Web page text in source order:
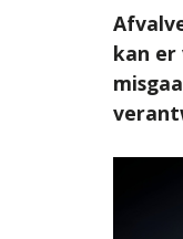
kan er